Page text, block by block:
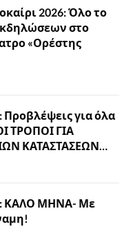
2026: Όλο το
στο
«Ορέστης
Προβλέψεις για όλα
ΤΡΟΠΟΙ ΓΙΑ
ΚΑΤΑΣΤΑΣΕΩΝ…
ΚΑΛΟ ΜΗΝΑ- Με